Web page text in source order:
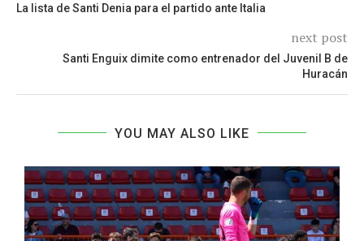
La lista de Santi Denia para el partido ante Italia
next post
Santi Enguix dimite como entrenador del Juvenil B de
Huracán
YOU MAY ALSO LIKE